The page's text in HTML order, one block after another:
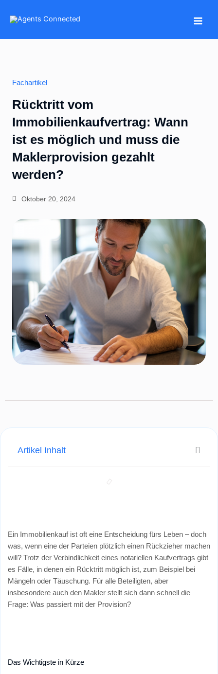
Inhalt
Fachartikel
Rücktritt vom
Immobilienkaufvertrag: Wann
ist es möglich und muss die
Maklerprovision gezahlt
werden?
Oktober 20, 2024
Artikel Inhalt
Ein Immobilienkauf ist oft eine Entscheidung fürs Leben – doch
was, wenn eine der Parteien plötzlich einen Rückzieher machen
will? Trotz der Verbindlichkeit eines notariellen Kaufvertrags gibt
es Fälle, in denen ein Rücktritt möglich ist, zum Beispiel bei
Mängeln oder Täuschung. Für alle Beteiligten, aber
insbesondere auch den Makler stellt sich dann schnell die
Frage: Was passiert mit der Provision?
Das Wichtigste in Kürze